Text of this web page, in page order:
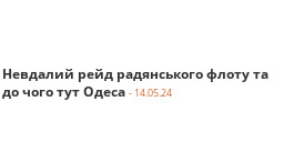
Невдалий рейд радянського флоту та
до чого тут Одеса - 14.05.24